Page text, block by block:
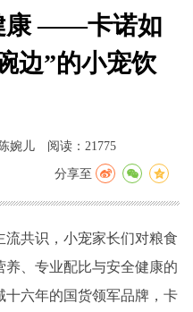
康 ——卡诺如
边”的小宠饮
婉儿 阅读：21775
分享至
共识，小宠家长们对粮食
、专业配比与安全健康的
六年的国货领军品牌，卡